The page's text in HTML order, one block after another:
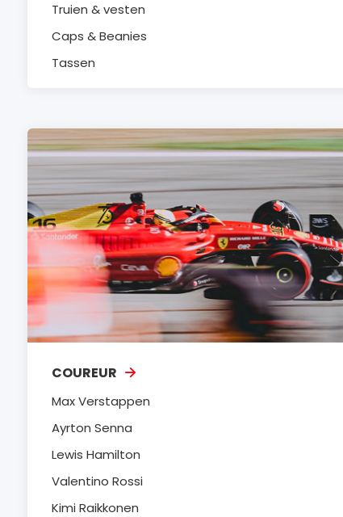
Truien & vesten
Caps & Beanies
Tassen
COUREUR
Max Verstappen
Ayrton Senna
Lewis Hamilton
Valentino Rossi
Kimi Raikkonen